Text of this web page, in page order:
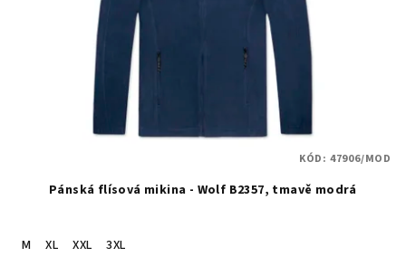
Pánská flísová mikina - Wolf B2357, tmavě modrá
M XL XXL
3XL
KÓD: 47906/MOD